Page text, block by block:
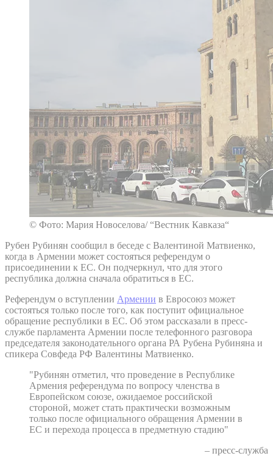
© Фото: Мария Новоселова/ “Вестник Кавказа“
Рубен Рубинян сообщил в беседе с Валентиной Матвиенко,
когда в Армении может состояться референдум о
присоединении к ЕС. Он подчеркнул, что для этого
республика должна сначала обратиться в ЕС.
Референдум о вступлении Армении в Евросоюз может
состояться только после того, как поступит официальное
обращение республики в ЕС. Об этом рассказали в пресс-
службе парламента Армении после телефонного разговора
председателя законодательного органа РА Рубена Рубиняна и
спикера Совфеда РФ Валентины Матвиенко.
"Рубинян отметил, что проведение в Республике
Армения референдума по вопросу членства в
Европейском союзе, ожидаемое российской
стороной, может стать практически возможным
только после официального обращения Армении в
ЕС и перехода процесса в предметную стадию"
– пресс-служба